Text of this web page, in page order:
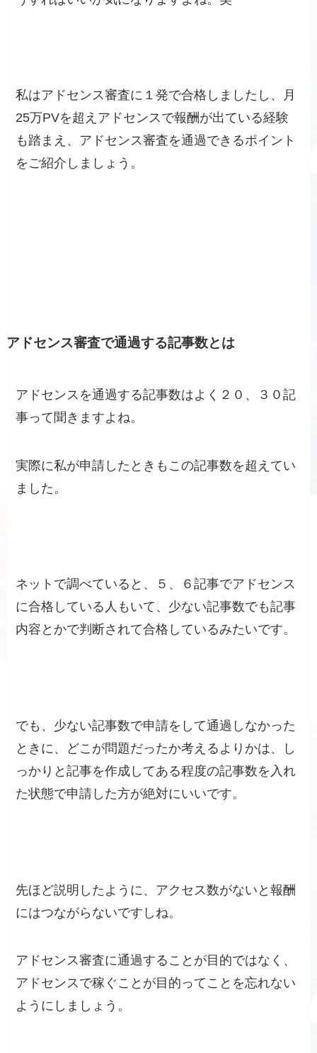
私はアドセンス審査に１発で合格しましたし、月
25万PVを超えアドセンスで報酬が出ている経験
も踏まえ、アドセンス審査を通過できるポイント
をご紹介しましょう。
アドセンス審査で通過する記事数とは
アドセンスを通過する記事数はよく２０、３０記
事って聞きますよね。
実際に私が申請したときもこの記事数を超えてい
ました。
ネットで調べていると、５、６記事でアドセンス
に合格している人もいて、少ない記事数でも記事
内容とかで判断されて合格しているみたいです。
でも、少ない記事数で申請をして通過しなかった
ときに、どこが問題だったか考えるよりかは、し
っかりと記事を作成してある程度の記事数を入れ
た状態で申請した方が絶対にいいです。
先ほど説明したように、アクセス数がないと報酬
にはつながらないですしね。
アドセンス審査に通過することが目的ではなく、
アドセンスで稼ぐことが目的ってことを忘れない
ようにしましょう。